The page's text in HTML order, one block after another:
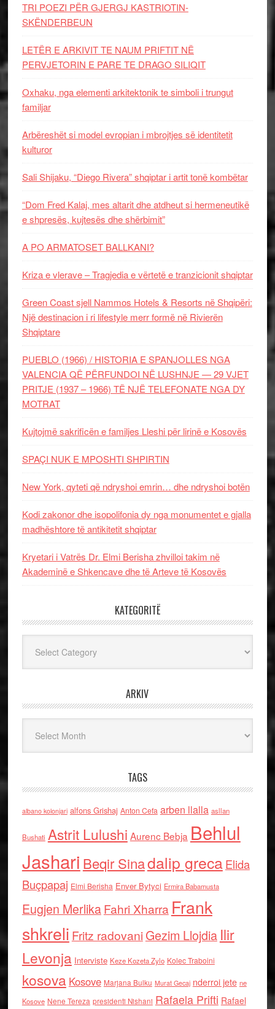
TRI POEZI PËR GJERGJ KASTRIOTIN-
SKËNDERBEUN
LETËR E ARKIVIT TE NAUM PRIFTIT NË
PERVJETORIN E PARE TE DRAGO SILIQIT
Oxhaku, nga elementi arkitektonik te simboli i trungut
familjar
Arbëreshët si model evropian i mbrojtjes së identitetit
kulturor
Sali Shijaku, “Diego Rivera” shqiptar i artit tonë kombëtar
“Dom Fred Kalaj, mes altarit dhe atdheut si hermeneutikë
e shpresës, kujtesës dhe shërbimit”
A PO ARMATOSET BALLKANI?
Kriza e vlerave – Tragjedia e vërtetë e tranzicionit shqiptar
Green Coast sjell Nammos Hotels & Resorts në Shqipëri:
Një destinacion i ri lifestyle merr formë në Rivierën
Shqiptare
PUEBLO (1966) / HISTORIA E SPANJOLLES NGA
VALENCIA QË PËRFUNDOI NË LUSHNJE — 29 VJET
PRITJE (1937 – 1966) TË NJË TELEFONATE NGA DY
MOTRAT
Kujtojmë sakrificën e familjes Lleshi për lirinë e Kosovës
SPAÇI NUK E MPOSHTI SHPIRTIN
New York, qyteti që ndryshoi emrin… dhe ndryshoi botën
Kodi zakonor dhe isopolifonia dy nga monumentet e gjalla
madhështore të antikitetit shqiptar
Kryetari i Vatrës Dr. Elmi Berisha zhvilloi takim në
Akademinë e Shkencave dhe të Arteve të Kosovës
KATEGORITË
ARKIV
TAGS
albano kolonjari alfons Grishaj Anton Cefa arben llalla asllan
Bushati Astrit Lulushi Aurenc Bebja Behlul
Jashari Beqir Sinadalip grecaElida
Buçpapaj Elmi Berisha Enver Bytyci Ermira Babamusta
Eugjen MerlikaFahri Xharra Frank
shkreli Fritz radovaniGezim Llojdia Ilir
Levonja Interviste Keze Kozeta Zylo Kolec Traboini
kosova Kosove Marjana Bulku Murat Gecaj nderroi jete ne
Kosove Nene Tereza presidenti Nishani Rafaela Prifti Rafael